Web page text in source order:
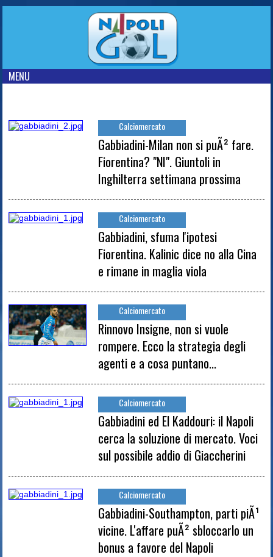
MENU
Calciomercato
Gabbiadini-Milan non si puÃ² fare.
Fiorentina? "NI". Giuntoli in
Inghilterra settimana prossima
Calciomercato
Gabbiadini, sfuma l'ipotesi
Fiorentina. Kalinic dice no alla Cina
e rimane in maglia viola
Calciomercato
Rinnovo Insigne, non si vuole
rompere. Ecco la strategia degli
agenti e a cosa puntano...
Calciomercato
Gabbiadini ed El Kaddouri: il Napoli
cerca la soluzione di mercato. Voci
sul possibile addio di Giaccherini
Calciomercato
Gabbiadini-Southampton, parti piÃ¹
vicine. L'affare puÃ² sbloccarlo un
bonus a favore del Napoli